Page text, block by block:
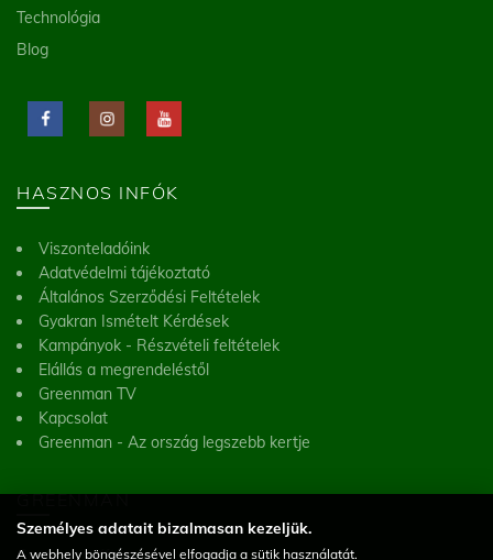
Technológia
Blog
HASZNOS INFÓK
Viszonteladóink
Adatvédelmi tájékoztató
Általános Szerződési Feltételek
Gyakran Ismételt Kérdések
Kampányok - Részvételi feltételek
Elállás a megrendeléstől
Greenman TV
Kapcsolat
Greenman - Az ország legszebb kertje
GREENMAN
Greenman Kft.
Személyes adatait bizalmasan kezeljük.
A webhely böngészésével elfogadja a sütik használatát.